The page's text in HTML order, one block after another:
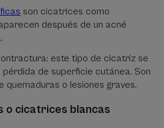
son cicatrices como
después de un acné
este tipo de cicatriz se
de superficie cutánea. Son
quemaduras o lesiones graves.
o cicatrices blancas